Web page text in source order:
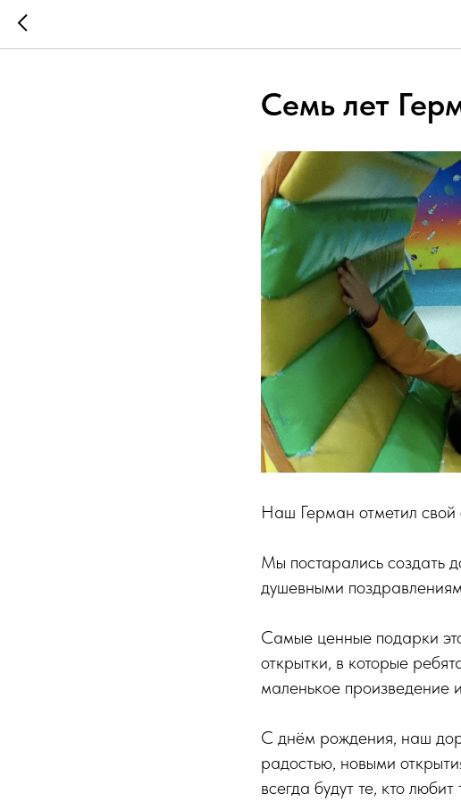
Семь лет
Наш Герман отметил
Мы постарались создать
душевными
Самые ценные подарки
открытки, в которые
маленькое произведение
С днём рождения, наш
радостью, новыми
всегда будут те, кто